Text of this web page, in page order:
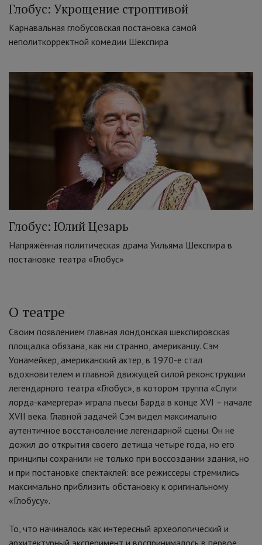
Глобус: Укрощение строптивой
Карнавальная глобусовская постановка самой
неполиткорректной комедии Шекспира
Глобус: Юлий Цезарь
Напряжённая политическая драма Уильяма Шекспира в
постановке театра «Глобус»
О театре
Своим появлением главная лондонская шекспировская
площадка обязана, как ни странно, американцу. Сэм
Уонамейкер, американский актер, в 1970-е стал
вдохновителем и главной движущей силой реконструкции
легендарного театра «Глобус», в котором труппа «Слуги
лорда-камергера» играла пьесы Барда в конце XVI – начале
XVII века. Главной задачей Сэм видел максимально
аутентичное восстановление легендарной сцены. Он не
дожил до открытия своего детища четыре года, но его
принципы сохранили не только при воссоздании здания, но
и при постановке спектаклей: все режиссеры стремились
максимально приблизить обстановку к оригинальному
«Глобусу».
То, что начиналось как интересный археологический и